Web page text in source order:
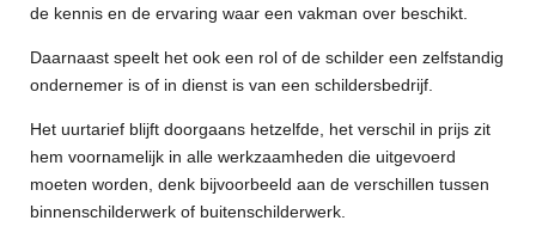
de kennis en de ervaring waar een vakman over beschikt.
Daarnaast speelt het ook een rol of de schilder een zelfstandig
ondernemer is of in dienst is van een schildersbedrijf.
Het uurtarief blijft doorgaans hetzelfde, het verschil in prijs zit
hem voornamelijk in alle werkzaamheden die uitgevoerd
moeten worden, denk bijvoorbeeld aan de verschillen tussen
binnenschilderwerk of buitenschilderwerk.